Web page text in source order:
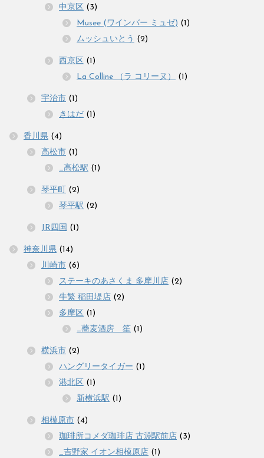
中京区 (3)
Musee (ワインバー ミュゼ) (1)
ムッシュいとう (2)
西京区 (1)
La Colline （ラ コリーヌ）
(1)
宇治市 (1)
きはだ (1)
香川県 (4)
高松市 (1)
_高松駅 (1)
琴平町 (2)
琴平駅 (2)
JR四国 (1)
神奈川県 (14)
川崎市 (6)
ステーキのあさくま 多摩川店 (2)
牛繁 稲田堤店 (2)
多摩区 (1)
_蕎麦酒房 笙 (1)
横浜市 (2)
ハングリータイガー (1)
港北区 (1)
新横浜駅 (1)
相模原市 (4)
珈琲所コメダ珈琲店 古淵駅前店 (3)
_吉野家 イオン相模原店 (1)